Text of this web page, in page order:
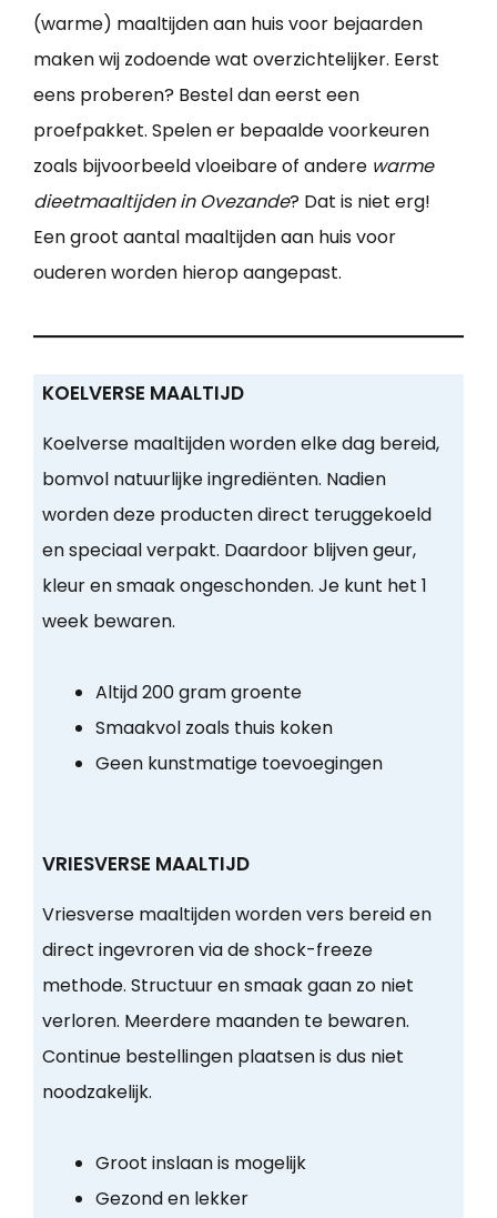
(warme) maaltijden aan huis voor bejaarden
maken wij zodoende wat overzichtelijker. Eerst
eens proberen? Bestel dan eerst een
proefpakket. Spelen er bepaalde voorkeuren
zoals bijvoorbeeld vloeibare of andere warme
dieetmaaltijden in Ovezande? Dat is niet erg!
Een groot aantal maaltijden aan huis voor
ouderen worden hierop aangepast.
KOELVERSE MAALTIJD
Koelverse maaltijden worden elke dag bereid,
bomvol natuurlijke ingrediënten. Nadien
worden deze producten direct teruggekoeld
en speciaal verpakt. Daardoor blijven geur,
kleur en smaak ongeschonden. Je kunt het 1
week bewaren.
Altijd 200 gram groente
Smaakvol zoals thuis koken
Geen kunstmatige toevoegingen
VRIESVERSE MAALTIJD
Vriesverse maaltijden worden vers bereid en
direct ingevroren via de shock-freeze
methode. Structuur en smaak gaan zo niet
verloren. Meerdere maanden te bewaren.
Continue bestellingen plaatsen is dus niet
noodzakelijk.
Groot inslaan is mogelijk
Gezond en lekker